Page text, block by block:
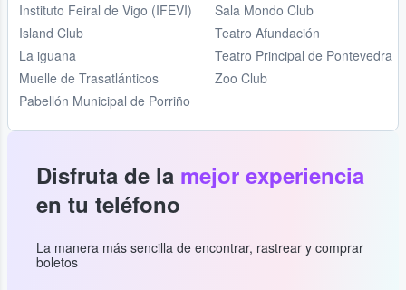
Instituto Feiral de Vigo (IFEVI)
Island Club
La iguana
Muelle de Trasatlánticos
Pabellón Municipal de Porriño
Sala Mondo Club
Teatro Afundación
Teatro Principal de Pontevedra
Zoo Club
Disfruta de la mejor experiencia
en tu teléfono
La manera más sencilla de encontrar, rastrear y comprar
boletos